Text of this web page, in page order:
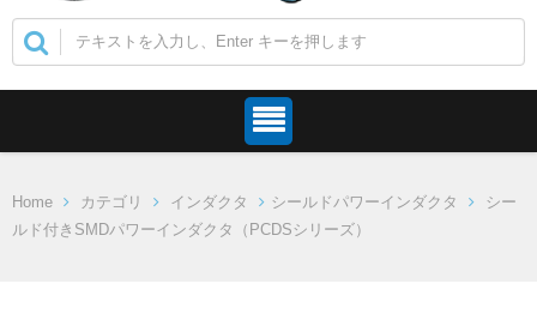
Home カテゴリ インダクタ シールドパワーインダクタ
シー
ルド付きSMDパワーインダクタ（PCDSシリーズ）